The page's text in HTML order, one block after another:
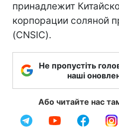
принадлежит
корпорации соляной
(CNSIC).
Не пропустіть
наші
Або читайте нас